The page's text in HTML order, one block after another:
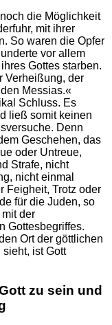
die Möglichkeit
mit ihrer
So waren die Opfer
vor allem
Gottes starben.
Verheißung, der
Messias.«
Schluss. Es
ließ somit keinen
Denn
Geschehen, das
oder Untreue,
Strafe, nicht
nicht einmal
Feigheit, Trotz oder
für die Juden, so
der
Gottesbegriffes.
Ort der göttlichen
ist Gott
zu sein und